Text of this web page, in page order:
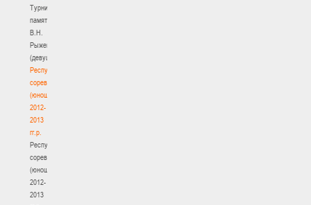
Турнир
памяти
В.Н.
Рыженкова
(девушки)
Республиканские
соревнования
(юноши)
2012-
2013
гг.р.
Республиканские
соревнования
(юноши)
2012-
2013